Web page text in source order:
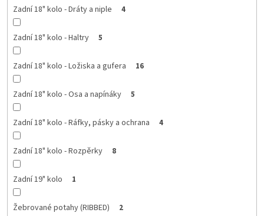
Zadní 18" kolo - Dráty a niple 4
Zadní 18" kolo - Haltry 5
Zadní 18" kolo - Ložiska a gufera 16
Zadní 18" kolo - Osa a napínáky 5
Zadní 18" kolo - Ráfky, pásky a ochrana 4
Zadní 18" kolo - Rozpěrky 8
Zadní 19" kolo 1
Žebrované potahy (RIBBED) 2